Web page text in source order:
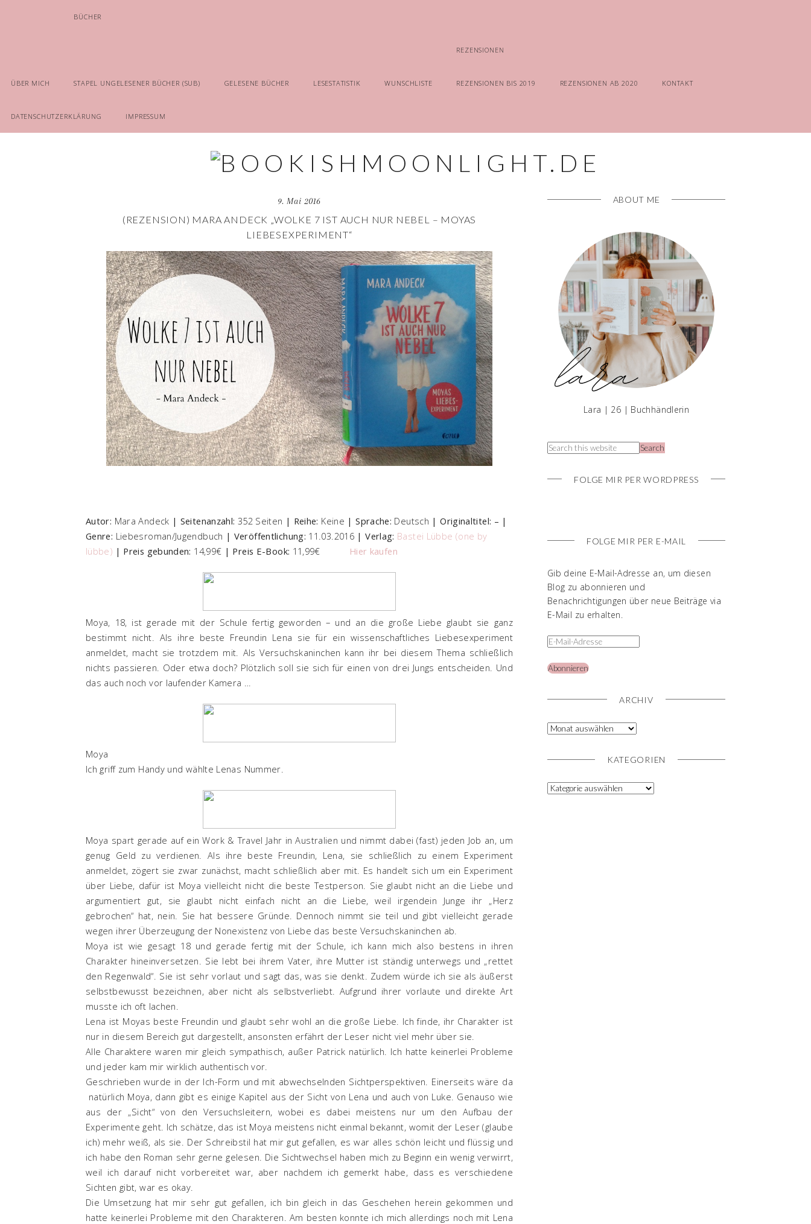
ÜBER MICH
BÜCHER
STAPEL UNGELESENER BÜCHER (SUB) GELESENE BÜCHER LESESTATISTIK WUNSCHLISTE
REZENSIONEN
REZENSIONEN BIS 2019 REZENSIONEN AB 2020 KONTAKT
DATENSCHUTZERKLÄRUNG IMPRESSUM
9. Mai 2016
(REZENSION) MARA ANDECK „WOLKE 7 IST AUCH NUR NEBEL – MOYAS
LIEBESEXPERIMENT“
Autor: Mara Andeck | Seitenanzahl: 352 Seiten | Reihe: Keine | Sprache: Deutsch | Originaltitel: – |
Genre: Liebesroman/Jugendbuch | Veröffentlichung: 11.03.2016 | Verlag: Bastei Lübbe (one by
lübbe) | Preis gebunden: 14,99€ | Preis E-Book: 11,99€ Hier kaufen
Moya, 18, ist gerade mit der Schule fertig geworden – und an die große Liebe glaubt sie ganz
bestimmt nicht. Als ihre beste Freundin Lena sie für ein wissenschaftliches Liebesexperiment
anmeldet, macht sie trotzdem mit. Als Versuchskaninchen kann ihr bei diesem Thema schließlich
nichts passieren. Oder etwa doch? Plötzlich soll sie sich für einen von drei Jungs entscheiden. Und
das auch noch vor laufender Kamera …
Moya
Ich griff zum Handy und wählte Lenas Nummer.
Moya spart gerade auf ein Work & Travel Jahr in Australien und nimmt dabei (fast) jeden Job an, um
genug Geld zu verdienen. Als ihre beste Freundin, Lena, sie schließlich zu einem Experiment
anmeldet, zögert sie zwar zunächst, macht schließlich aber mit. Es handelt sich um ein Experiment
über Liebe, dafür ist Moya vielleicht nicht die beste Testperson. Sie glaubt nicht an die Liebe und
argumentiert gut, sie glaubt nicht einfach nicht an die Liebe, weil irgendein Junge ihr „Herz
gebrochen“ hat, nein. Sie hat bessere Gründe. Dennoch nimmt sie teil und gibt vielleicht gerade
wegen ihrer Überzeugung der Nonexistenz von Liebe das beste Versuchskaninchen ab.
Moya ist wie gesagt 18 und gerade fertig mit der Schule, ich kann mich also bestens in ihren
Charakter hineinversetzen. Sie lebt bei ihrem Vater, ihre Mutter ist ständig unterwegs und „rettet
den Regenwald“. Sie ist sehr vorlaut und sagt das, was sie denkt. Zudem würde ich sie als äußerst
selbstbewusst bezeichnen, aber nicht als selbstverliebt. Aufgrund ihrer vorlaute und direkte Art
musste ich oft lachen.
Lena ist Moyas beste Freundin und glaubt sehr wohl an die große Liebe. Ich finde, ihr Charakter ist
nur in diesem Bereich gut dargestellt, ansonsten erfährt der Leser nicht viel mehr über sie.
Alle Charaktere waren mir gleich sympathisch, außer Patrick natürlich. Ich hatte keinerlei Probleme
und jeder kam mir wirklich authentisch vor.
Geschrieben wurde in der Ich-Form und mit abwechselnden Sichtperspektiven. Einerseits wäre da
natürlich Moya, dann gibt es einige Kapitel aus der Sicht von Lena und auch von Luke. Genauso wie
aus der „Sicht“ von den Versuchsleitern, wobei es dabei meistens nur um den Aufbau der
Experimente geht. Ich schätze, das ist Moya meistens nicht einmal bekannt, womit der Leser (glaube
ich) mehr weiß, als sie. Der Schreibstil hat mir gut gefallen, es war alles schön leicht und flüssig und
ich habe den Roman sehr gerne gelesen. Die Sichtwechsel haben mich zu Beginn ein wenig verwirrt,
weil ich darauf nicht vorbereitet war, aber nachdem ich gemerkt habe, dass es verschiedene
Sichten gibt, war es okay.
Die Umsetzung hat mir sehr gut gefallen, ich bin gleich in das Geschehen herein gekommen und
hatte keinerlei Probleme mit den Charakteren. Am besten konnte ich mich allerdings noch mit Lena
ABOUT ME
Lara | 26 | Buchhändlerin
FOLGE MIR PER WORDPRESS
FOLGE MIR PER E-MAIL
Gib deine E-Mail-Adresse an, um diesen
Blog zu abonnieren und
Benachrichtigungen über neue Beiträge via
E-Mail zu erhalten.
Abonnieren
ARCHIV
KATEGORIEN